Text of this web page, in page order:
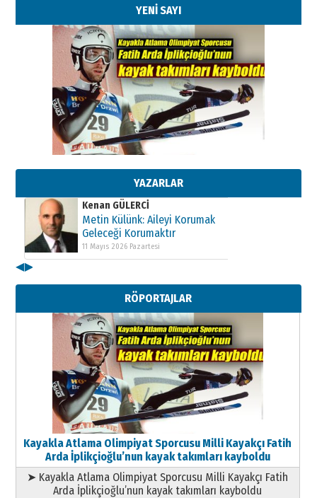
YENİ SAYI
YAZARLAR
Kenan GÜLERCİ
Metin Külünk: Aileyi Korumak
Geleceği Korumaktır
11 Mayıs 2026 Pazartesi
Kenan GÜLERCİ
Metin Külünk: Aileyi Korumak
Geleceği Korumaktır
11 Mayıs 2026 Pazartesi
Kenan GÜLERCİ
Metin Külünk: Aileyi Korumak
Geleceği Korumaktır
11 Mayıs 2026 Pazartesi
◀▶
RÖPORTAJLAR
Kayakla Atlama Olimpiyat Sporcusu Milli Kayakçı Fatih
Arda İplikçioğlu’nun kayak takımları kayboldu
➤ Kayakla Atlama Olimpiyat Sporcusu Milli Kayakçı Fatih
Arda İplikçioğlu’nun kayak takımları kayboldu